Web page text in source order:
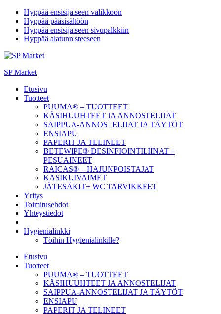
Hyppää ensisijaiseen valikkoon
Hyppää pääsisältöön
Hyppää ensisijaiseen sivupalkkiin
Hyppää alatunnisteeseen
SP Market
Etusivu
Tuotteet
PUUMA® – TUOTTEET
KÄSIHUUHTEET JA ANNOSTELIJAT
SAIPPUA-ANNOSTELIJAT JA TÄYTÖT
ENSIAPU
PAPERIT JA TELINEET
BETEWIPE® DESINFIOINTILIINAT +
PESUAINEET
RAICAS® – HAJUNPOISTAJAT
KÄSIKUIVAIMET
JÄTESÄKIT+ WC TARVIKKEET
Yritys
Toimitusehdot
Yhteystiedot
Hygienialinkki
Töihin Hygienialinkille?
Etusivu
Tuotteet
PUUMA® – TUOTTEET
KÄSIHUUHTEET JA ANNOSTELIJAT
SAIPPUA-ANNOSTELIJAT JA TÄYTÖT
ENSIAPU
PAPERIT JA TELINEET